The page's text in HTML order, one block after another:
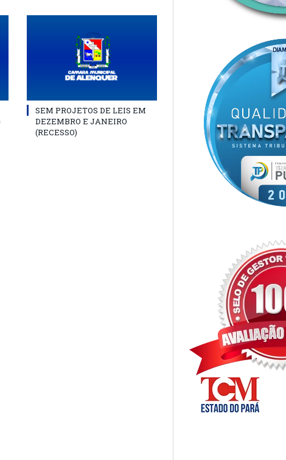
SEM PROJETOS DE LEIS EM
DEZEMBRO E JANEIRO
(RECESSO)